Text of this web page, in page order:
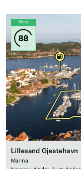
Wind
88
Lillesand Gjestehavn
Marina